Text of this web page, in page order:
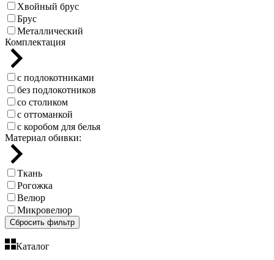
Хвойный брус
Брус
Металлический
Комплектация
с подлокотниками
без подлокотников
со столиком
с оттоманкой
с коробом для белья
Материал обивки:
Ткань
Рогожка
Велюр
Микровелюр
Сбросить фильтр
Каталог